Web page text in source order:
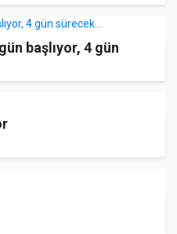
başlıyor, 4 gün